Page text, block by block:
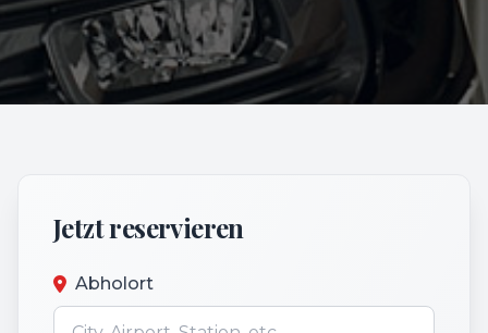
Jetzt reservieren
Abholort